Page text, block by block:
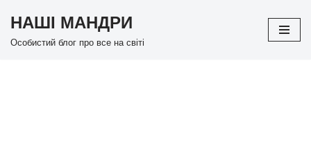
Перейти
НАШІ МАНДРИ
Особистий блог про все на світі